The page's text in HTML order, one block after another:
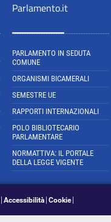
Parlamento.it
PARLAMENTO IN SEDUTA
COMUNE
ORGANISMI BICAMERALI
SEMESTRE UE
RAPPORTI INTERNAZIONALI
POLO BIBLIOTECARIO
PARLAMENTARE
NORMATTIVA: IL PORTALE
DELLA LEGGE VIGENTE
Accessibilità Cookie